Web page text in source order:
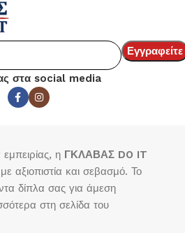
στα social media
η ΓΚΛΑΒΑΣ DO IT
αξιοπιστία και σεβασμό. Το
δίπλα σας για άμεση
στη σελίδα του